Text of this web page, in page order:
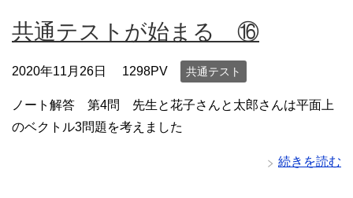
共通テストが始まる ⑯
2020年11月26日 1298PV 共通テスト
ノート解答 第4問 先生と花子さんと太郎さんは平面上
のベクトル3問題を考えました
続きを読む